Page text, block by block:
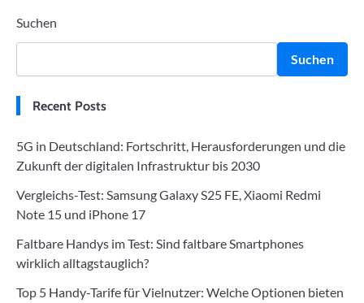
Suchen
Suchen
Recent Posts
5G in Deutschland: Fortschritt, Herausforderungen und die
Zukunft der digitalen Infrastruktur bis 2030
Vergleichs-Test: Samsung Galaxy S25 FE, Xiaomi Redmi
Note 15 und iPhone 17
Faltbare Handys im Test: Sind faltbare Smartphones
wirklich alltagstauglich?
Top 5 Handy-Tarife für Vielnutzer: Welche Optionen bieten